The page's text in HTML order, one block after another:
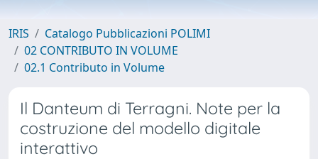
IRIS
Catalogo Pubblicazioni POLIMI
02 CONTRIBUTO IN VOLUME
02.1 Contributo in Volume
Il Danteum di Terragni. Note per la
costruzione del modello digitale
interattivo